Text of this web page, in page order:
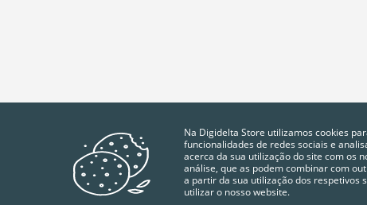
Na Digidelta Store utilizamos cookies
funcionalidades de redes sociais e
acerca da sua utilização do site com os
análise, que as podem combinar com
a partir da sua utilização dos respetivos
utilizar o nosso website.